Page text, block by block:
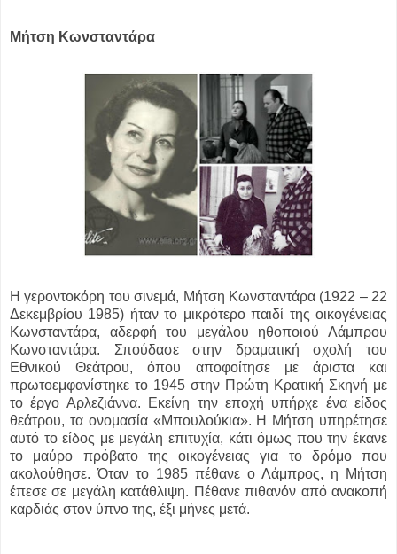
Μήτση Κωνσταντάρα
Η γεροντοκόρη του σινεμά, Μήτση Κωνσταντάρα (1922 – 22
Δεκεμβρίου 1985) ήταν το μικρότερο παιδί της οικογένειας
Κωνσταντάρα, αδερφή του μεγάλου ηθοποιού Λάμπρου
Κωνσταντάρα. Σπούδασε στην δραματική σχολή του
Εθνικού Θεάτρου, όπου αποφοίτησε με άριστα και
πρωτοεμφανίστηκε το 1945 στην Πρώτη Κρατική Σκηνή με
το έργο Αρλεζιάννα. Εκείνη την εποχή υπήρχε ένα είδος
θεάτρου, τα ονομασία «Μπουλούκια». Η Μήτση υπηρέτησε
αυτό το είδος με μεγάλη επιτυχία, κάτι όμως που την έκανε
το μαύρο πρόβατο της οικογένειας για το δρόμο που
ακολούθησε. Όταν το 1985 πέθανε ο Λάμπρος, η Μήτση
έπεσε σε μεγάλη κατάθλιψη. Πέθανε πιθανόν από ανακοπή
καρδιάς στον ύπνο της, έξι μήνες μετά.